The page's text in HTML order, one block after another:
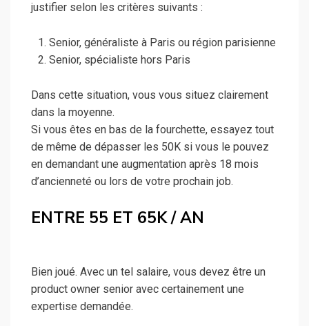
justifier selon les critères suivants :
Senior, généraliste à Paris ou région parisienne
Senior, spécialiste hors Paris
Dans cette situation, vous vous situez clairement
dans la moyenne.
Si vous êtes en bas de la fourchette, essayez tout
de même de dépasser les 50K si vous le pouvez
en demandant une augmentation après 18 mois
d’ancienneté ou lors de votre prochain job.
ENTRE 55 ET 65K / AN
Bien joué. Avec un tel salaire, vous devez être un
product owner senior avec certainement une
expertise demandée.